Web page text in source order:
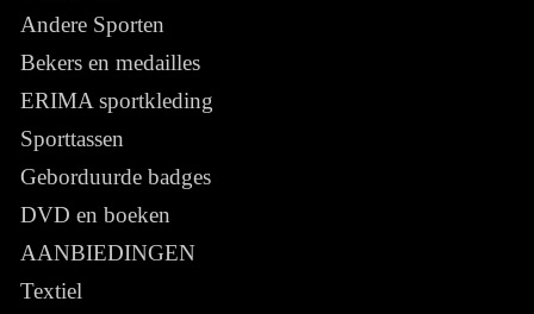
Andere Sporten
Bekers en medailles
ERIMA sportkleding
Sporttassen
Geborduurde badges
DVD en boeken
AANBIEDINGEN
Textiel